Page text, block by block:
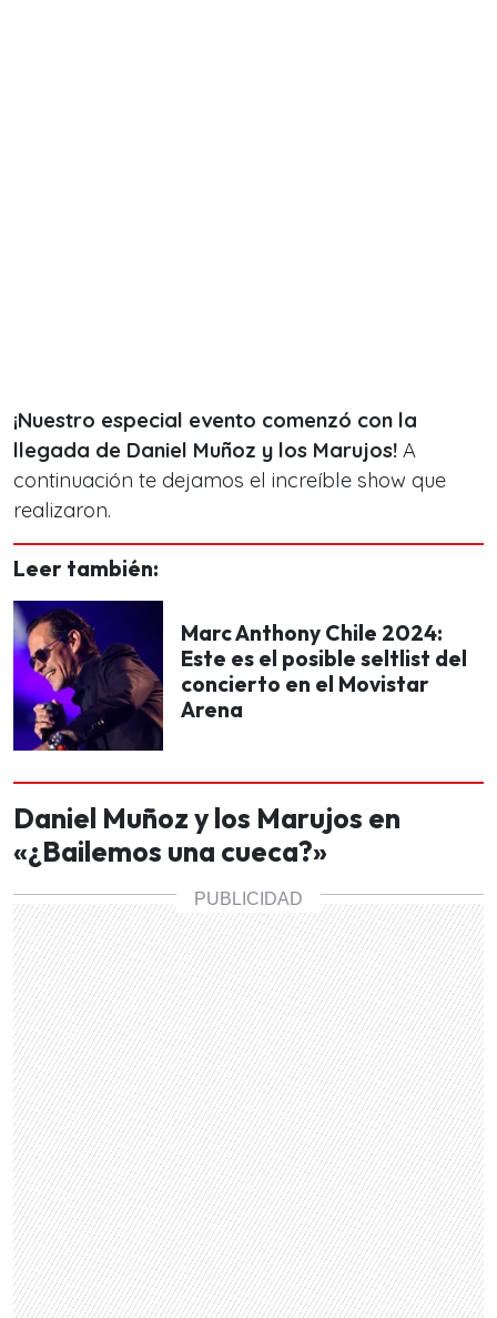
¡Nuestro especial evento comenzó con la
llegada de Daniel Muñoz y los Marujos! A
continuación te dejamos el increíble show que
realizaron.
Leer también:
Marc Anthony Chile 2024:
Este es el posible seltlist del
concierto en el Movistar
Arena
Daniel Muñoz y los Marujos en
«¿Bailemos una cueca?»